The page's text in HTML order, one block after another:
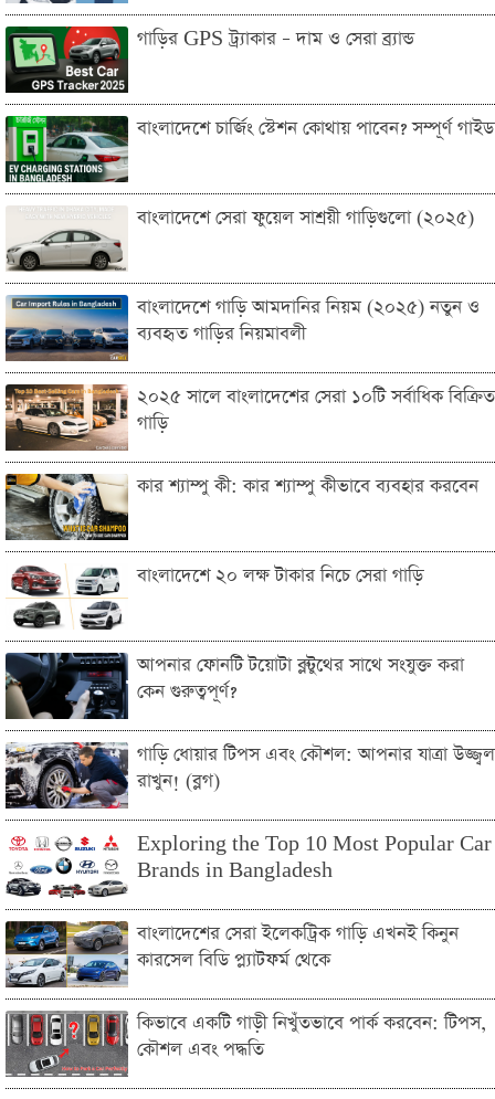
গাড়ির GPS ট্র্যাকার – দাম ও সেরা ব্র্যান্ড
বাংলাদেশে চার্জিং স্টেশন কোথায় পাবেন? সম্পূর্ণ গাইড
বাংলাদেশে সেরা ফুয়েল সাশ্রয়ী গাড়িগুলো (২০২৫)
বাংলাদেশে গাড়ি আমদানির নিয়ম (২০২৫) নতুন ও
ব্যবহৃত গাড়ির নিয়মাবলী
২০২৫ সালে বাংলাদেশের সেরা ১০টি সর্বাধিক বিক্রিত
গাড়ি
কার শ্যাম্পু কী: কার শ্যাম্পু কীভাবে ব্যবহার করবেন
বাংলাদেশে ২০ লক্ষ টাকার নিচে সেরা গাড়ি
আপনার ফোনটি টয়োটা ব্লুটুথের সাথে সংযুক্ত করা
কেন গুরুত্বপূর্ণ?
গাড়ি ধোয়ার টিপস এবং কৌশল: আপনার যাত্রা উজ্জ্বল
রাখুন! (ব্লগ)
Exploring the Top 10 Most Popular Car
Brands in Bangladesh
বাংলাদেশের সেরা ইলেকট্রিক গাড়ি এখনই কিনুন
কারসেল বিডি প্ল্যাটফর্ম থেকে
কিভাবে একটি গাড়ী নিখুঁতভাবে পার্ক করবেন: টিপস,
কৌশল এবং পদ্ধতি